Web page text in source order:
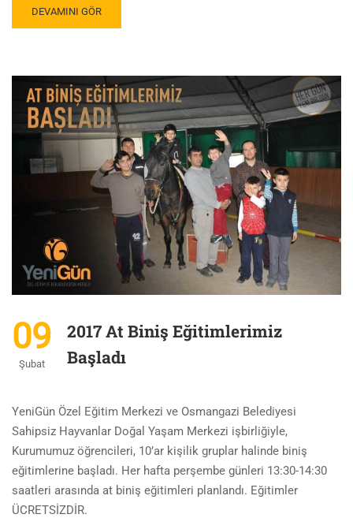
DEVAMINI GÖR
09
Şubat
2017 At Biniş Eğitimlerimiz
Başladı
YeniGün Özel Eğitim Merkezi ve Osmangazi Belediyesi
Sahipsiz Hayvanlar Doğal Yaşam Merkezi işbirliğiyle,
Kurumumuz öğrencileri, 10’ar kişilik gruplar halinde biniş
eğitimlerine başladı. Her hafta perşembe günleri 13:30-14:30
saatleri arasında at biniş eğitimleri planlandı. Eğitimler
ÜCRETSİZDİR.